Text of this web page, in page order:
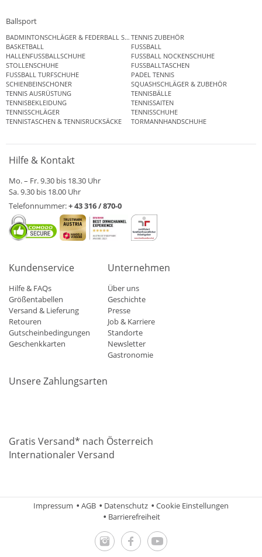
Ballsport
BADMINTONSCHLÄGER & FEDERBALL SETSTENNIS ZUBEHÖR
BASKETBALL
FUSSBALL
HALLENFUSSBALLSCHUHE
FUSSBALL NOCKENSCHUHE
STOLLENSCHUHE
FUSSBALLTASCHEN
FUSSBALL TURFSCHUHE
PADEL TENNIS
SCHIENBEINSCHONER
SQUASHSCHLÄGER & ZUBEHÖR
TENNIS AUSRÜSTUNG
TENNISBÄLLE
TENNISBEKLEIDUNG
TENNISSAITEN
TENNISSCHLÄGER
TENNISSCHUHE
TENNISTASCHEN & TENNISRUCKSÄCKE
TORMANNHANDSCHUHE
Hilfe & Kontakt
Mo. – Fr. 9.30 bis 18.30 Uhr
Sa. 9.30 bis 18.00 Uhr
Telefonnummer:+ 43 316 / 870-0
Kundenservice
Hilfe & FAQs
Größentabellen
Versand & Lieferung
Retouren
Gutscheinbedingungen
Geschenkkarten
Unternehmen
Über uns
Geschichte
Presse
Job & Karriere
Standorte
Newsletter
Gastronomie
Unsere Zahlungsarten
Gratis Versand* nach Österreich
Internationaler Versand
Impressum AGB Datenschutz
Cookie Einstellungen
Barrierefreiheit